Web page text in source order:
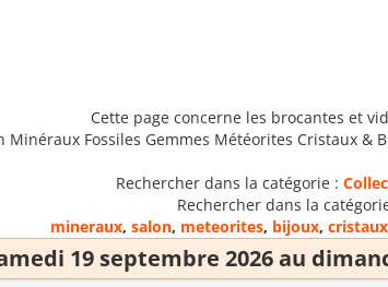
Cette page concerne les brocantes et
Minéraux Fossiles Gemmes Météorites Cristaux &
Rechercher dans la catégorie :
Rechercher dans la
mineraux, salon, meteorites, bijoux, cristaux
19 septembre 2026 au